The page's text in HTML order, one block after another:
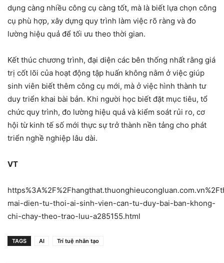
dụng càng nhiều công cụ càng tốt, mà là biết lựa chọn công
cụ phù hợp, xây dựng quy trình làm việc rõ ràng và đo
lường hiệu quả để tối ưu theo thời gian.
Kết thúc chương trình, đại diện các bên thống nhất rằng giá
trị cốt lõi của hoạt động tập huấn không nằm ở việc giúp
sinh viên biết thêm công cụ mới, mà ở việc hình thành tư
duy triển khai bài bản. Khi người học biết đặt mục tiêu, tổ
chức quy trình, đo lường hiệu quả và kiểm soát rủi ro, cơ
hội từ kinh tế số mới thực sự trở thành nền tảng cho phát
triển nghề nghiệp lâu dài.
VT
mai-dien-tu-thoi-ai-sinh-vien-can-tu-duy-bai-ban-khong-
chi-chay-theo-trao-luu-a285155.html
TAGS AI Trí tuệ nhân tạo